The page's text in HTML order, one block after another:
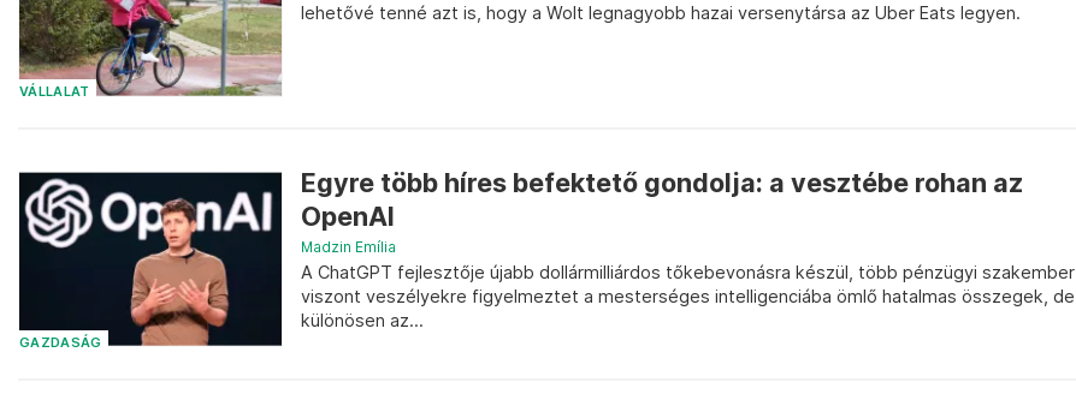
VÁLLALAT
lehetővé tenné azt is, hogy a Wolt legnagyobb hazai versenytársa az Uber Eats legyen.
GAZDASÁG
Egyre több híres befektető gondolja: a vesztébe rohan az
OpenAI
Madzin Emília
A ChatGPT fejlesztője újabb dollármilliárdos tőkebevonásra készül, több pénzügyi szakember
viszont veszélyekre figyelmeztet a mesterséges intelligenciába ömlő hatalmas összegek, de
különösen az...